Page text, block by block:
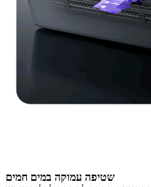
שטיפה עמוקה במים חמים